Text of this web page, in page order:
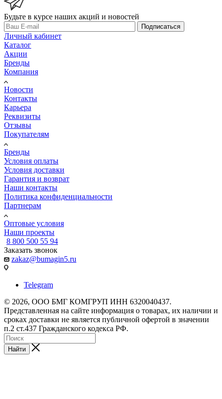
Будьте в курсе наших акций и новостей
Подписаться
Личный кабинет
Каталог
Акции
Бренды
Компания
Новости
Контакты
Карьера
Реквизиты
Отзывы
Покупателям
Бренды
Условия оплаты
Условия доставки
Гарантия и возврат
Наши контакты
Политика конфиденциальности
Партнерам
Оптовые условия
Наши проекты
8 800 500 55 94
Заказать звонок
zakaz@bumagin5.ru
Telegram
© 2026, ООО БМГ КОМГРУП ИНН 6320040437.
Представленная на сайте информация о товарах, их наличии и
сроках доставки не является публичной офертой в значении
п.2 ст.437 Гражданского кодекса РФ.
Найти